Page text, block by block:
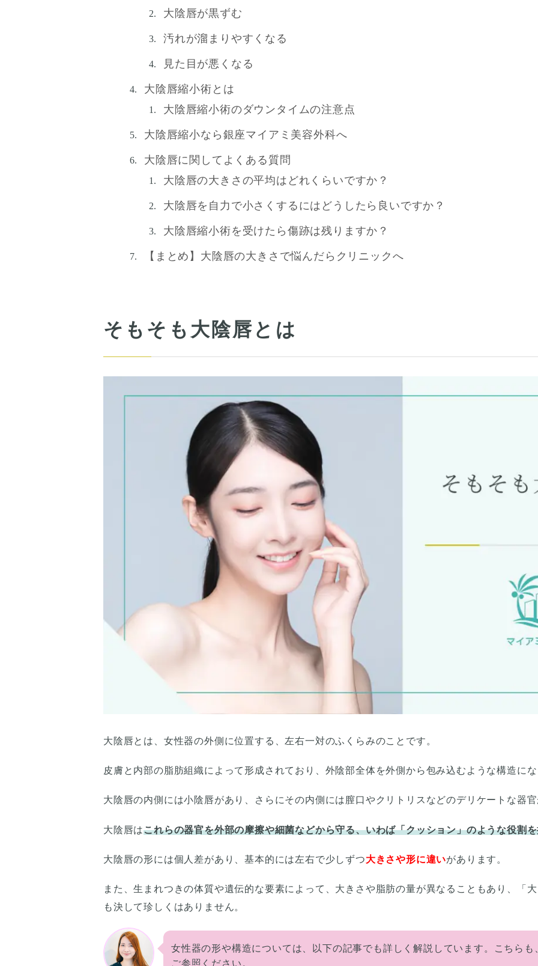
大陰唇が黒ずむ
汚れが溜まりやすくなる
見た目が悪くなる
大陰唇縮小術とは
大陰唇縮小術のダウンタイムの注意点
大陰唇縮小なら銀座マイアミ美容外科へ
大陰唇に関してよくある質問
大陰唇の大きさの平均はどれくらいですか？
大陰唇を自力で小さくするにはどうしたら良いですか？
大陰唇縮小術を受けたら傷跡は残りますか？
【まとめ】大陰唇の大きさで悩んだらクリニックへ
そもそも大陰唇とは
大陰唇とは、女性器の外側に位置する、左右一対のふくらみのことです。
皮膚と内部の脂肪組織によって形成されており、外陰部全体を外側から包み込むような構造にな
大陰唇の内側には小陰唇があり、さらにその内側には膣口やクリトリスなどのデリケートな器官
大陰唇はこれらの器官を外部の摩擦や細菌などから守る、いわば「クッション」のような役割
大陰唇の形には個人差があり、基本的には左右で少しずつ大きさや形に違いがあります。
また、生まれつきの体質や遺伝的な要素によって、大きさや脂肪の量が異なることもあり、「
も決して珍しくはありません。
女性器の形や構造については、以下の記事でも詳しく解説しています。こちらも
ご参照ください。